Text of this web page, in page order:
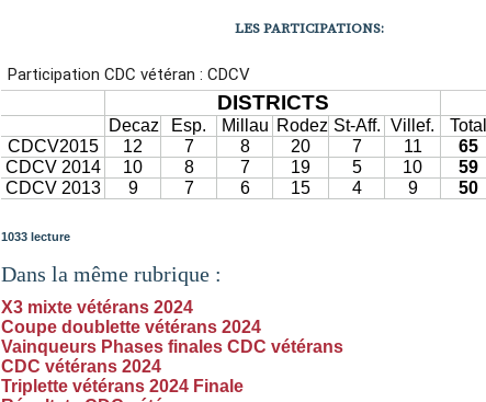
LES PARTICIPATIONS:
1033 lecture
Dans la même rubrique :
X3 mixte vétérans 2024
Coupe doublette vétérans 2024
Vainqueurs Phases finales CDC vétérans
CDC vétérans 2024
Triplette vétérans 2024 Finale